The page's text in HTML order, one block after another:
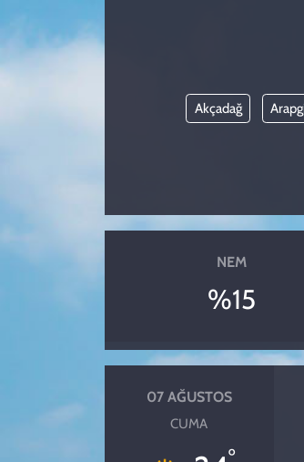
Akçadağ
NEM
%15
07 AĞUSTOS
CUMA
KADIN